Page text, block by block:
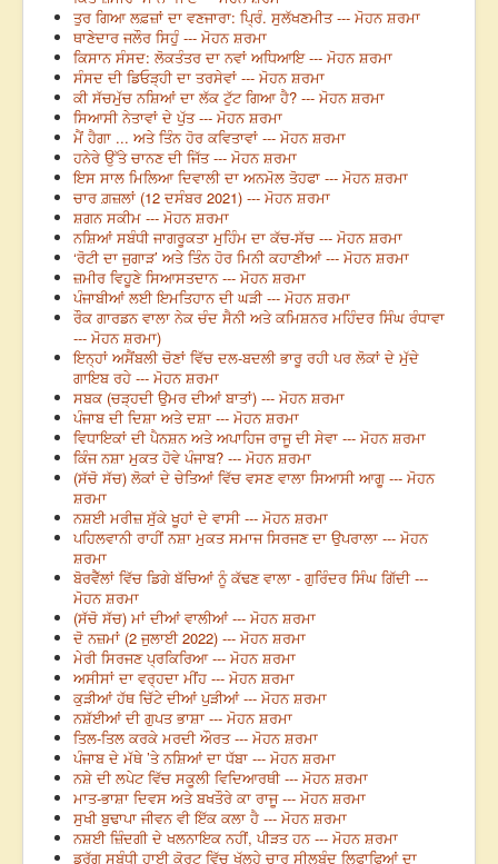
ਤੁਰ ਗਿਆ ਲਫ਼ਜ਼ਾਂ ਦਾ ਵਣਜਾਰਾ: ਪ੍ਰਿੰ. ਸੁਲੱਖਣਮੀਤ --- ਮੋਹਨ ਸ਼ਰਮਾ
ਥਾਣੇਦਾਰ ਜਲੌਰ ਸਿਹੁੰ --- ਮੋਹਨ ਸ਼ਰਮਾ
ਕਿਸਾਨ ਸੰਸਦ: ਲੋਕਤੰਤਰ ਦਾ ਨਵਾਂ ਅਧਿਆਇ --- ਮੋਹਨ ਸ਼ਰਮਾ
ਸੰਸਦ ਦੀ ਡਿਓੜ੍ਹੀ ਦਾ ਤਰਸੇਵਾਂ --- ਮੋਹਨ ਸ਼ਰਮਾ
ਕੀ ਸੱਚਮੁੱਚ ਨਸ਼ਿਆਂ ਦਾ ਲੱਕ ਟੁੱਟ ਗਿਆ ਹੈ? --- ਮੋਹਨ ਸ਼ਰਮਾ
ਸਿਆਸੀ ਨੇਤਾਵਾਂ ਦੇ ਪੁੱਤ --- ਮੋਹਨ ਸ਼ਰਮਾ
ਮੈਂ ਹੈਗਾ ... ਅਤੇ ਤਿੰਨ ਹੋਰ ਕਵਿਤਾਵਾਂ --- ਮੋਹਨ ਸ਼ਰਮਾ
ਹਨੇਰੇ ਉੱਤੇ ਚਾਨਣ ਦੀ ਜਿੱਤ --- ਮੋਹਨ ਸ਼ਰਮਾ
ਇਸ ਸਾਲ ਮਿਲਿਆ ਦਿਵਾਲੀ ਦਾ ਅਨਮੋਲ ਤੋਹਫਾ --- ਮੋਹਨ ਸ਼ਰਮਾ
ਚਾਰ ਗ਼ਜ਼ਲਾਂ (12 ਦਸੰਬਰ 2021) --- ਮੋਹਨ ਸ਼ਰਮਾ
ਸ਼ਗਨ ਸਕੀਮ --- ਮੋਹਨ ਸ਼ਰਮਾ
ਨਸ਼ਿਆਂ ਸਬੰਧੀ ਜਾਗਰੂਕਤਾ ਮੁਹਿੰਮ ਦਾ ਕੱਚ-ਸੱਚ --- ਮੋਹਨ ਸ਼ਰਮਾ
‘ਰੋਟੀ ਦਾ ਜੁਗਾੜ’ ਅਤੇ ਤਿੰਨ ਹੋਰ ਮਿਨੀ ਕਹਾਣੀਆਂ --- ਮੋਹਨ ਸ਼ਰਮਾ
ਜ਼ਮੀਰ ਵਿਹੂਣੇ ਸਿਆਸਤਦਾਨ --- ਮੋਹਨ ਸ਼ਰਮਾ
ਪੰਜਾਬੀਆਂ ਲਈ ਇਮਤਿਹਾਨ ਦੀ ਘੜੀ --- ਮੋਹਨ ਸ਼ਰਮਾ
ਰੌਕ ਗਾਰਡਨ ਵਾਲਾ ਨੇਕ ਚੰਦ ਸੈਨੀ ਅਤੇ ਕਮਿਸ਼ਨਰ ਮਹਿੰਦਰ ਸਿੰਘ ਰੰਧਾਵਾ
--- ਮੋਹਨ ਸ਼ਰਮਾ)
ਇਨ੍ਹਾਂ ਅਸੈਂਬਲੀ ਚੋਣਾਂ ਵਿੱਚ ਦਲ-ਬਦਲੀ ਭਾਰੂ ਰਹੀ ਪਰ ਲੋਕਾਂ ਦੇ ਮੁੱਦੇ
ਗਾਇਬ ਰਹੇ --- ਮੋਹਨ ਸ਼ਰਮਾ
ਸਬਕ (ਚੜ੍ਹਦੀ ਉਮਰ ਦੀਆਂ ਬਾਤਾਂ) --- ਮੋਹਨ ਸ਼ਰਮਾ
ਪੰਜਾਬ ਦੀ ਦਿਸ਼ਾ ਅਤੇ ਦਸ਼ਾ --- ਮੋਹਨ ਸ਼ਰਮਾ
ਵਿਧਾਇਕਾਂ ਦੀ ਪੈਨਸ਼ਨ ਅਤੇ ਅਪਾਹਿਜ ਰਾਜੂ ਦੀ ਸੇਵਾ --- ਮੋਹਨ ਸ਼ਰਮਾ
ਕਿੰਜ ਨਸ਼ਾ ਮੁਕਤ ਹੋਵੇ ਪੰਜਾਬ? --- ਮੋਹਨ ਸ਼ਰਮਾ
(ਸੱਚੋ ਸੱਚ) ਲੋਕਾਂ ਦੇ ਚੇਤਿਆਂ ਵਿੱਚ ਵਸਣ ਵਾਲਾ ਸਿਆਸੀ ਆਗੂ --- ਮੋਹਨ
ਸ਼ਰਮਾ
ਨਸ਼ਈ ਮਰੀਜ਼ ਸੁੱਕੇ ਖੂਹਾਂ ਦੇ ਵਾਸੀ --- ਮੋਹਨ ਸ਼ਰਮਾ
ਪਹਿਲਵਾਨੀ ਰਾਹੀਂ ਨਸ਼ਾ ਮੁਕਤ ਸਮਾਜ ਸਿਰਜਣ ਦਾ ਉਪਰਾਲਾ --- ਮੋਹਨ
ਸ਼ਰਮਾ
ਬੋਰਵੈੱਲਾਂ ਵਿੱਚ ਡਿਗੇ ਬੱਚਿਆਂ ਨੂੰ ਕੱਢਣ ਵਾਲਾ - ਗੁਰਿੰਦਰ ਸਿੰਘ ਗਿੱਦੀ ---
ਮੋਹਨ ਸ਼ਰਮਾ
(ਸੱਚੋ ਸੱਚ) ਮਾਂ ਦੀਆਂ ਵਾਲੀਆਂ --- ਮੋਹਨ ਸ਼ਰਮਾ
ਦੋ ਨਜ਼ਮਾਂ (2 ਜੁਲਾਈ 2022) --- ਮੋਹਨ ਸ਼ਰਮਾ
ਮੇਰੀ ਸਿਰਜਣ ਪ੍ਰਕਿਰਿਆ --- ਮੋਹਨ ਸ਼ਰਮਾ
ਅਸੀਸਾਂ ਦਾ ਵਰ੍ਹਦਾ ਮੀਂਹ --- ਮੋਹਨ ਸ਼ਰਮਾ
ਕੁੜੀਆਂ ਹੱਥ ਚਿੱਟੇ ਦੀਆਂ ਪੁੜੀਆਂ --- ਮੋਹਨ ਸ਼ਰਮਾ
ਨਸ਼ੱਈਆਂ ਦੀ ਗੁਪਤ ਭਾਸ਼ਾ --- ਮੋਹਨ ਸ਼ਰਮਾ
ਤਿਲ-ਤਿਲ ਕਰਕੇ ਮਰਦੀ ਔਰਤ --- ਮੋਹਨ ਸ਼ਰਮਾ
ਪੰਜਾਬ ਦੇ ਮੱਥੇ ’ਤੇ ਨਸ਼ਿਆਂ ਦਾ ਧੱਬਾ --- ਮੋਹਨ ਸ਼ਰਮਾ
ਨਸ਼ੇ ਦੀ ਲਪੇਟ ਵਿੱਚ ਸਕੂਲੀ ਵਿਦਿਆਰਥੀ --- ਮੋਹਨ ਸ਼ਰਮਾ
ਮਾਤ-ਭਾਸ਼ਾ ਦਿਵਸ ਅਤੇ ਬਖਤੌਰੇ ਕਾ ਰਾਜੂ --- ਮੋਹਨ ਸ਼ਰਮਾ
ਸੁਖੀ ਬੁਢਾਪਾ ਜੀਵਨ ਵੀ ਇੱਕ ਕਲਾ ਹੈ --- ਮੋਹਨ ਸ਼ਰਮਾ
ਨਸ਼ਈ ਜ਼ਿੰਦਗੀ ਦੇ ਖਲਨਾਇਕ ਨਹੀਂ, ਪੀੜਤ ਹਨ --- ਮੋਹਨ ਸ਼ਰਮਾ
ਡਰੱਗ ਸਬੰਧੀ ਹਾਈ ਕੋਰਟ ਵਿੱਚ ਖੁੱਲ੍ਹੇ ਚਾਰ ਸੀਲਬੰਦ ਲਿਫਾਫਿਆਂ ਦਾ